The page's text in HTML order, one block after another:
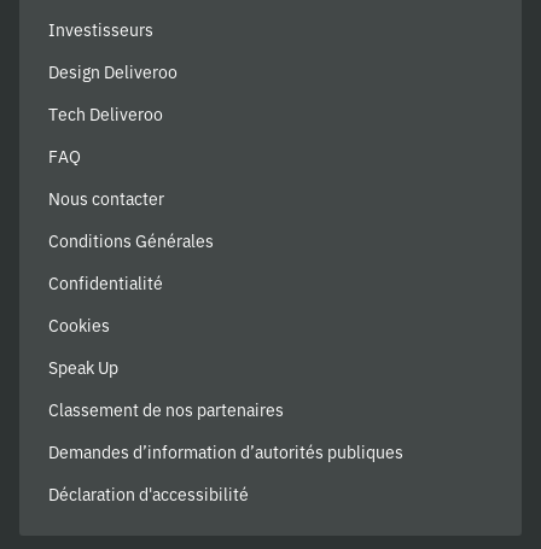
Investisseurs
Design Deliveroo
Tech Deliveroo
FAQ
Nous contacter
Conditions Générales
Confidentialité
Cookies
Speak Up
Classement de nos partenaires
Demandes d’information d’autorités publiques
Déclaration d'accessibilité